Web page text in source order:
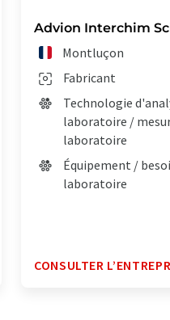
Advion Interchim
Montluçon
Fabricant
Technologie
laboratoire /
laboratoire
Équipement /
laboratoire
CONSULTER